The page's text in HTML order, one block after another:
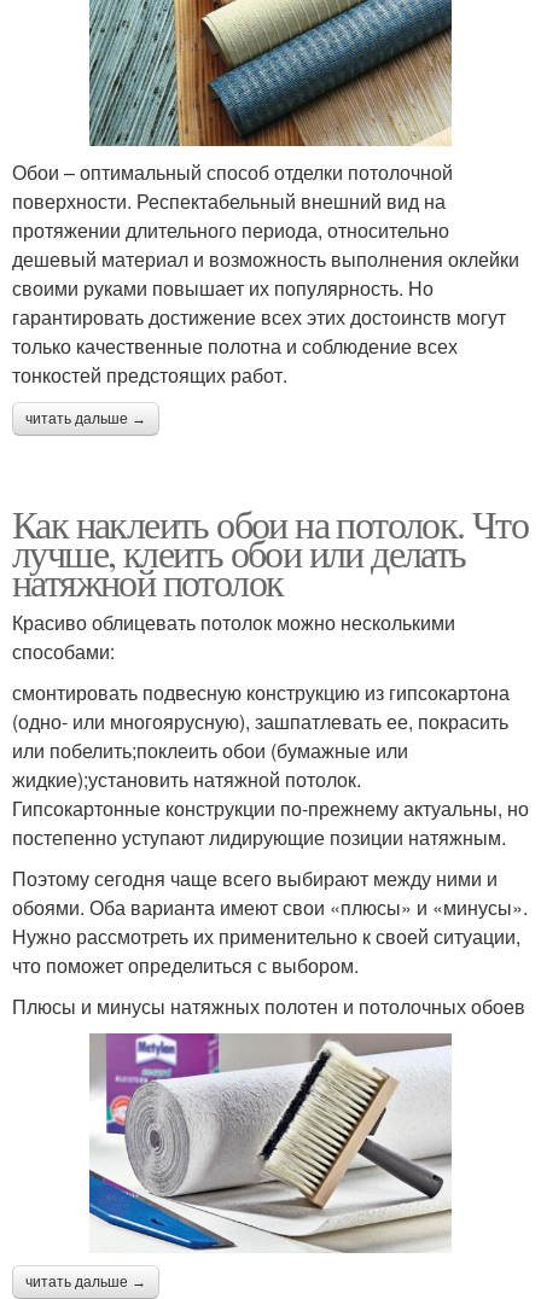
Обои – оптимальный способ отделки потолочной
поверхности. Респектабельный внешний вид на
протяжении длительного периода, относительно
дешевый материал и возможность выполнения оклейки
своими руками повышает их популярность. Но
гарантировать достижение всех этих достоинств могут
только качественные полотна и соблюдение всех
тонкостей предстоящих работ.
читать дальше →
Как наклеить обои на потолок. Что
лучше, клеить обои или делать
натяжной потолок
Красиво облицевать потолок можно несколькими
способами:
смонтировать подвесную конструкцию из гипсокартона
(одно- или многоярусную), зашпатлевать ее, покрасить
или побелить;поклеить обои (бумажные или
жидкие);установить натяжной потолок.
Гипсокартонные конструкции по-прежнему актуальны, но
постепенно уступают лидирующие позиции натяжным.
Поэтому сегодня чаще всего выбирают между ними и
обоями. Оба варианта имеют свои «плюсы» и «минусы».
Нужно рассмотреть их применительно к своей ситуации,
что поможет определиться с выбором.
Плюсы и минусы натяжных полотен и потолочных обоев
читать дальше →